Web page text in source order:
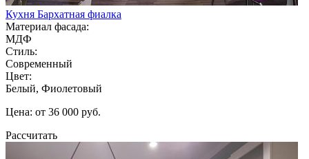
Кухня Бархатная фиалка
Материал фасада:
МДФ
Стиль:
Современный
Цвет:
Белый, Фиолетовый
Цена: от 36 000 руб.
Рассчитать